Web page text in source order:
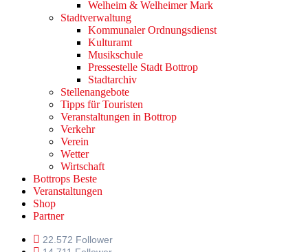
Welheim & Welheimer Mark
Stadtverwaltung
Kommunaler Ordnungsdienst
Kulturamt
Musikschule
Pressestelle Stadt Bottrop
Stadtarchiv
Stellenangebote
Tipps für Touristen
Veranstaltungen in Bottrop
Verkehr
Verein
Wetter
Wirtschaft
Bottrops Beste
Veranstaltungen
Shop
Partner
22.572 Follower